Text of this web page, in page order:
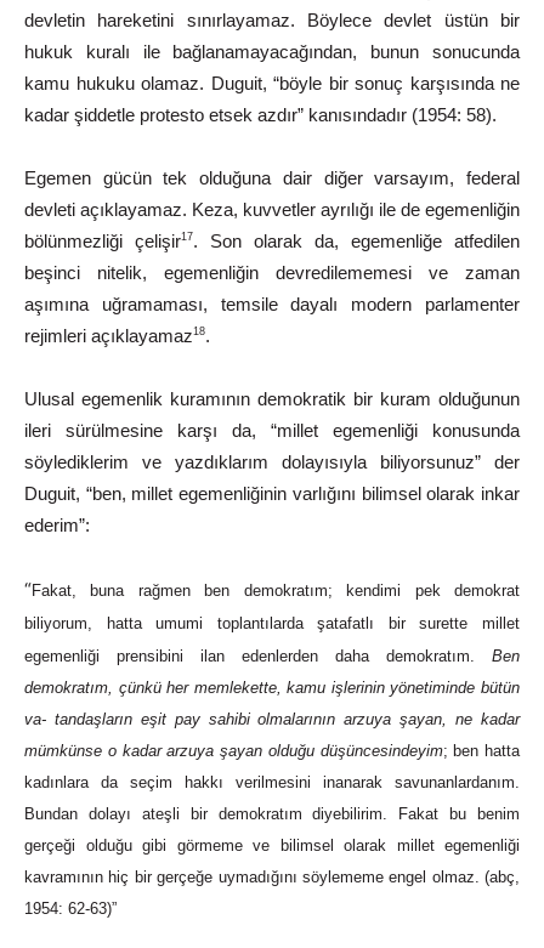
devletin hareketini sınırlayamaz. Böylece devlet üstün bir
hukuk kuralı ile bağlanamayacağından, bunun sonucunda
kamu hukuku olamaz. Duguit, “böyle bir sonuç karşısında ne
kadar şiddetle protesto etsek azdır” kanısındadır (1954: 58).
Egemen gücün tek olduğuna dair diğer varsayım, federal
devleti açıklayamaz. Keza, kuvvetler ayrılığı ile de egemenliğin
bölünmezliği çelişir17. Son olarak da, egemenliğe atfedilen
beşinci nitelik, egemenliğin devredilememesi ve zaman
aşımına uğramaması, temsile dayalı modern parlamenter
rejimleri açıklayamaz18.
Ulusal egemenlik kuramının demokratik bir kuram olduğunun
ileri sürülmesine karşı da, “millet egemenliği konusunda
söylediklerim ve yazdıklarım dolayısıyla biliyorsunuz” der
Duguit, “ben, millet egemenliğinin varlığını bilimsel olarak inkar
ederim”:
“Fakat, buna rağmen ben demokratım; kendimi pek demokrat
biliyorum, hatta umumi toplantılarda şatafatlı bir surette millet
egemenliği prensibini ilan edenlerden daha demokratım. Ben
demokratım, çünkü her memlekette, kamu işlerinin yönetiminde bütün
va- tandaşların eşit pay sahibi olmalarının arzuya şayan, ne kadar
mümkünse o kadar arzuya şayan olduğu düşüncesindeyim; ben hatta
kadınlara
da seçim hakkı verilmesini inanarak savunanlardanım.
Bundan dolayı ateşli bir demokratım diyebilirim. Fakat bu benim
gerçeği olduğu gibi görmeme ve bilimsel olarak millet egemenliği
kavramının hiç bir gerçeğe uymadığını söylememe engel olmaz. (abç,
1954: 62-63)”